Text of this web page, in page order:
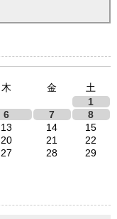
木 金
土
1
6 7
8
13 14
15
20 21
22
27 28
29